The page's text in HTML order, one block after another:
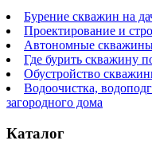
Бурение скважин на
Проектирование и
Автономные
Где бурить скважину
Обустройство
Водоочистка,
загородного дома
Каталог